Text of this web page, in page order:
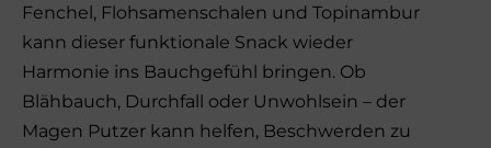
Fenchel, Flohsamenschalen und Topinambur
kann dieser funktionale Snack wieder
Harmonie ins Bauchgefühl bringen. Ob
Blähbauch, Durchfall oder Unwohlsein – der
Magen Putzer kann helfen, Beschwerden zu